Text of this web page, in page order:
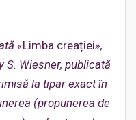
«Limba creației»,
Wiesner, publicată
la tipar exact în
(propunerea de